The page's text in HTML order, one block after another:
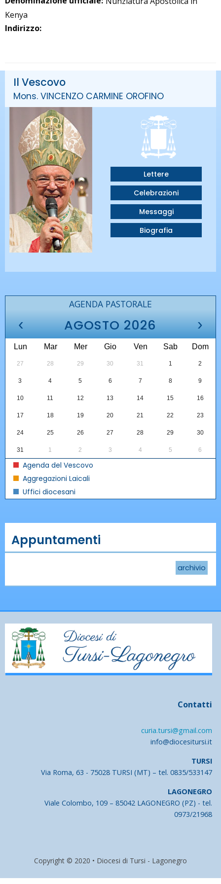
Kenya
Indirizzo:
Il Vescovo
Mons. VINCENZO CARMINE OROFINO
Lettere
Celebrazioni
Messaggi
Biografia
AGENDA PASTORALE
‹ AGOSTO 2026 ›
Lun Mar Mer Gio Ven Sab Dom
27 28 29 30 31 1 2
3 4 5 6 7 8 9
10 11 12 13 14 15 16
17 18 19 20 21 22 23
24 25 26 27 28 29 30
31 1 2 3 4 5 6
Agenda del Vescovo
Aggregazioni Laicali
Uffici diocesani
Appuntamenti
archivio
Contatti
curia.tursi@gmail.com
info@diocesitursi.it
TURSI
Via Roma, 63 - 75028 TURSI (MT) – tel. 0835/533147
LAGONEGRO
Viale Colombo, 109 – 85042 LAGONEGRO (PZ) - tel.
0973/21968
Copyright © 2020 • Diocesi di Tursi - Lagonegro